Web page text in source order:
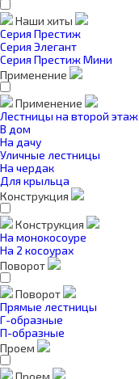
Наши хиты
Серия Престиж
Серия Элегант
Серия Престиж Мини
Применение
Применение
Лестницы на второй этаж
В дом
На дачу
Уличные лестницы
На чердак
Для крыльца
Конструкция
Конструкция
На монокосоуре
На 2 косоурах
Поворот
Поворот
Прямые лестницы
Г-образные
П-образные
Проем
Проем